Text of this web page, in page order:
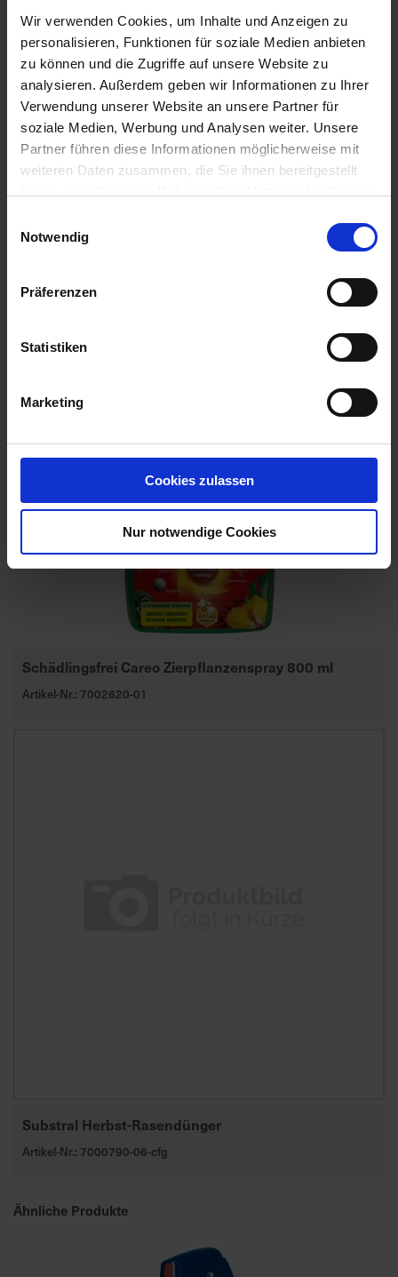
Wir verwenden Cookies, um Inhalte und Anzeigen zu
personalisieren, Funktionen für soziale Medien anbieten
zu können und die Zugriffe auf unsere Website zu
analysieren. Außerdem geben wir Informationen zu Ihrer
Verwendung unserer Website an unsere Partner für
soziale Medien, Werbung und Analysen weiter. Unsere
Partner führen diese Informationen möglicherweise mit
weiteren Daten zusammen, die Sie ihnen bereitgestellt
Notwendig
Präferenzen
Statistiken
Marketing
Cookies zulassen
Nur notwendige Cookies
SB-Verbot
Ja
MHD Relevant
Nein
Abverkauf
Nein
Variante
Schädlingsfrei Careo Zierpflanzenspray 800 ml
Artikel-Nr.: 7002620-01
Substral Herbst-Rasendünger
Artikel-Nr.: 7000790-06-cfg
Ähnliche Produkte